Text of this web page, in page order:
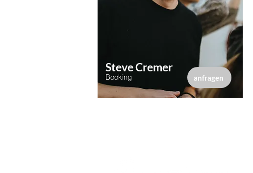
Steve Cremer
Booking anfragen